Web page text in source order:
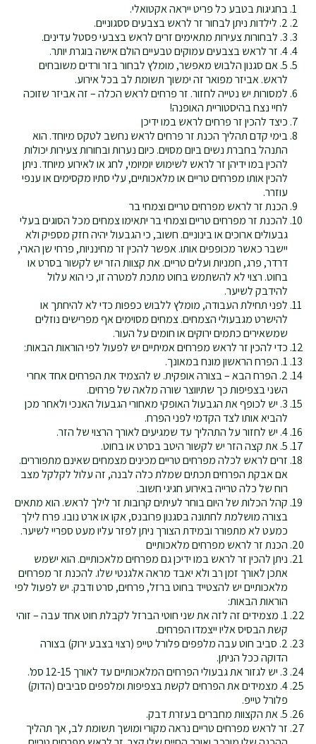
בחגיגות בטבע כל פריט ייראה אקטואלי.
2. לילדות ניתן לבחור זר לראש בצבעים ססגוניים.
3. לבחורות צעירות מתאימים זרים לראש בצבעי פסטל עדינים.
4. זר לראש בצבעים עמוקים טבעיים הולם אישה בוגרת יותר.
5. אם סגנון הלבוש מאפשר, מומלץ לבחור בזר ורדים משובחים
לראש. אביזר מפואר זה ימשוך תשומת לב בכל אירוע.
למסורות יש נטייה לחזור. זר פרחים לראש הכלה – זה אביזר שזוכה
לחיי נצח בהיסטוריית האופנה!
כיצד להכין זר פרחים לראש במו ידיכן
בימי קדם תהליך הכנת זר פרחים לראש נחשב לטקס מיוחד. הוא
התנהל בחברת נשים ביום מסוים. כיום נערות ובחורות צעירות יכולות
להכין במו ידיהן זר לראש לשימוש יומיומי, לחג או לאירוע מיוחד. ניתן
להכין אותו מפרחים טריים או מלאכותיים, עלי סתיו מקסימים או ענפי
עוזרר.
הכנת זר לראש מפרחים טריים וצמחי בר
להכנת זר מפרחים טריים וצמחי בר יתאימו צמחים מכל הסוגים בעלי
גבעולים ארוכים או בינוניים. חשוב, כי הגבעול יהיה חזק מספיק ולא
יישבר כאשר מכופפים אותו. אפשר להכין זר מחינניות, פרחי שן הארי,
דרדר, פרג, חמניות ועלים טריים. את קצוות הזר יש לקשור בסרט או
בחוט. רצוי לא להשתמש בחוט מתכת למטרה זו, כי הוא עלול
להידבק לשיער.
לפני תחילת העבודה, מומלץ ללבוש כפפות כדי לא להיחתך או
להישרט מגבעולי הצמחים. צמחים מסוימים אף מפרישים נוזלים
שמשאירים כתמים ירוקים או חומים על העור.
כדי להכין זר לראש מפרחים אמיתיים יש לפעול לפי הוראות הבאות:
1. הפרח הראשון מונח במאונך.
2. הפרח הבא – בצורה אופקית. ש להצמיד את הפרחים אחד אחרי
השני בצפיפות כך שתיווצר שורה מלאה של פרחים.
3. יש לכופף את הגבעול האופקי מאחורי הגבעול האנכי ולאחר מכן
להביא אותו לצד הקדמי לפני הפרח.
4. יש לחזור על התהליך עד שמגיעים לאורך הרצוי של הזר.
5. את קצה הזר יש לקשור היטב בסרט או בחוט.
זרים לראש לכלה מפרחים טריים מכינים מצמחים שאינם מתפוררים.
אם אבקת הפרחים תכתים שמלת כלה לבנה, זה עלול לקלקל מצב
רוח של כלה טרייה באירוע חגיגי חשוב.
קהל הכלות של היום בוחר לעיתים קרובות זר לילך לראש. הוא מתאים
בצורה מושלמת לחתונה בסגנון פרובנס, אקו או ארט נובו. פרח לילך
כמעט לא מתפורר ובמידת הצורך ניתן לפזר עליו מעט ספריי לשיער.
הכנת זר לראש מפרחים מלאכותיים
ניתן להכין זר לראש במו ידיכן גם מפרחים מלאכותיים. הוא ישמש
אתכן לאורך זמן רב ולא יאבד מראה אלגנטי שלו. להכנת זר מפרחים
מלאכותיים יש להצטייד בחוט ברזל, פרחים, סרט ודבק. יש לפעול לפי
הוראות הבאות:
1. מצמידים זה לזה את שני חוטי הברזל לקבלת חוט אחד עבה – זוהי
קשת הבסיס אליו ייצמדו הפרחים.
2. סביב חוט עבה מלפפים פלורל טייפ (רצוי בצבע ירוק) בצורה
הדוקה ככל הניתן.
3. יש לגזור את גבעולי הפרחים המלאכותיים עד לאורך 12-15 סמ'.
4. מצמידים את הפרחים לקשת בצפיפות ומלפפים סביבים (הדוק)
פלורל טייפ.
5. את הקצוות מחברים בעזרת דבק.
זר לראש מפרחים טריים נראה מקורי ומושך תשומת לב, אך תהליך